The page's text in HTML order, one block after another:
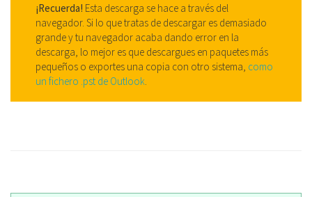
¡Recuerda! Esta descarga se hace a través del
navegador. Si lo que tratas de descargar es demasiado
grande y tu navegador acaba dando error en la
descarga, lo mejor es que descargues en paquetes más
pequeños o exportes una copia con otro sistema, como
un fichero .pst de Outlook.